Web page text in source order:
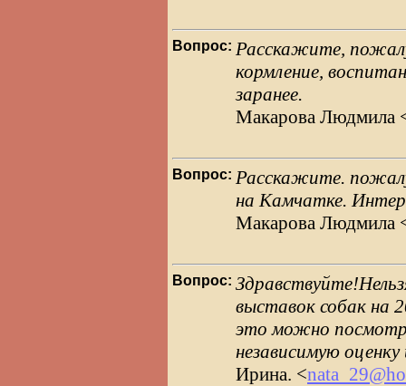
Вопрос: Расскажите,
кормление,
заранее.
Макарова Людмила
Вопрос: Расскажите.
на Камчатке.
Макарова Людмила
Вопрос:
выставок собак на
это можно
независимую
Ирина. <